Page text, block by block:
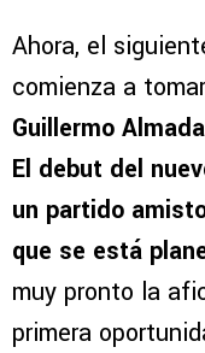
Ahora, el
comienza a
Guillermo Almada
El debut del
un partido
que se está
muy pronto la
primera